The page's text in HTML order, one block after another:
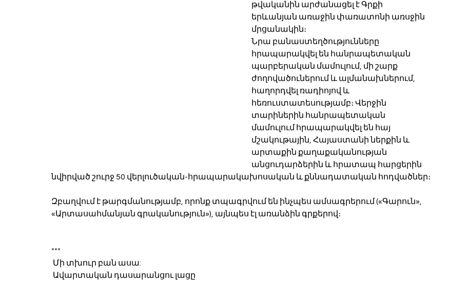
թվականին արժանացել է Գրքի
երևանյան առաջին փառատոնի առսջին
մրցանակին։
Նրա բանաստեղծությունները
հրապարակվել են հանրապետական
պարբերական մամուլում, մի շարք
ժողովածուներում և ալմանախներում,
հաղորդվել ռադիոյով և
հեռուստատեսությամբ։ Վերջին
տարիներին հանրապետական
մամուլում հրապարակվել են հայ
մշակութային, Հայաստանի ներքին և
արտաքին քաղաքականության
անցուդարձերին և հրատապ հարցերին
նվիրված շուրջ 50 վերլուծական-հրապարակախոսական և քննադատական հոդվածներ։
Զբաղվում է թարգմանությամբ, որոնք տպագրվում են ինչպես ամսագրերում («Գարուն»,
«Արտասահմանյան գրականություն»), այնպես էլ առանձին գրքերով։
***
Մի տխուր բան ասա:
Ավարտական դասարանցու լացը